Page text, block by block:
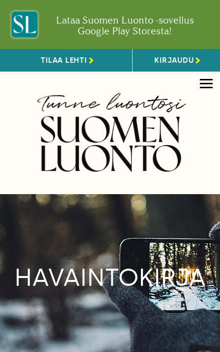
Lataa Suomen Luonto -sovellus
Google Play Storesta!
TILAA LEHTI KIRJAUDU
HAVAINTOKIRJA